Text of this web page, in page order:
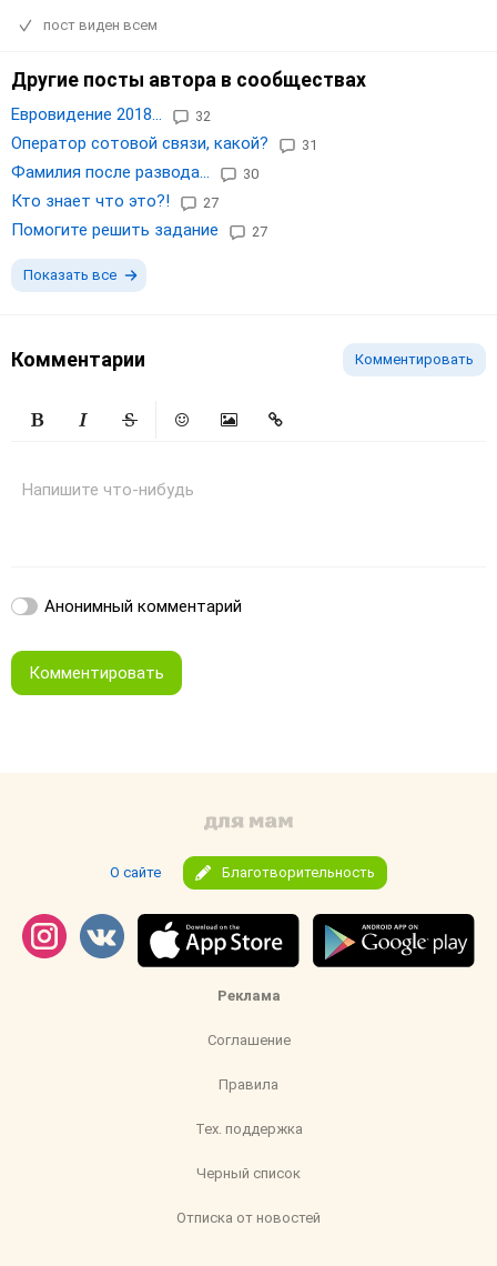
пост виден всем
Другие посты автора в сообществах
Евровидение 2018... 32
Оператор сотовой связи, какой? 31
Фамилия после развода... 30
Кто знает что это?! 27
Помогите решить задание 27
Показать все
Комментарии Комментировать
Напишите что-нибудь
Анонимный комментарий
Комментировать
О сайте Благотворительность
Реклама
Соглашение
Правила
Тех. поддержка
Черный список
Отписка от новостей